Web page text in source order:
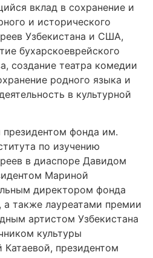
вклад в сохранение и
и исторического
Узбекистана и США,
бухарскоеврейского
создание театра комедии
родного языка и
в культурной
фонда им.
по изучению
в диаспоре Давидом
Мариной
директором фонда
также лауреатами премии
артистом Узбекистана
культуры
президентом